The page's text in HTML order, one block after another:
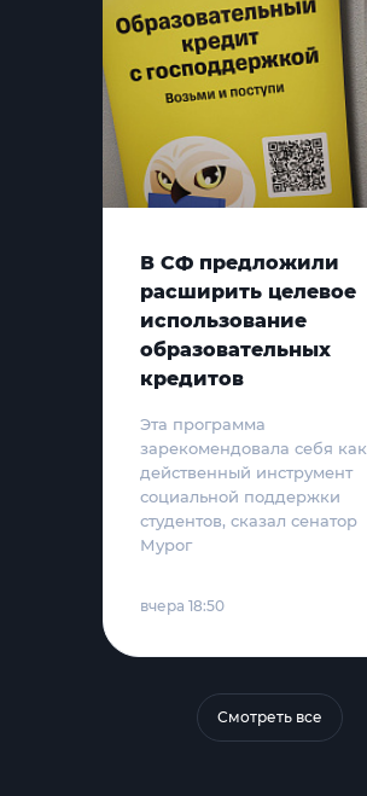
В СФ предложили
расширить целевое
использование
образовательных
кредитов
Эта программа
зарекомендовала себя как
действенный инструмент
социальной поддержки
студентов, сказал сенатор
Мурог
вчера 18:50
Смотреть все